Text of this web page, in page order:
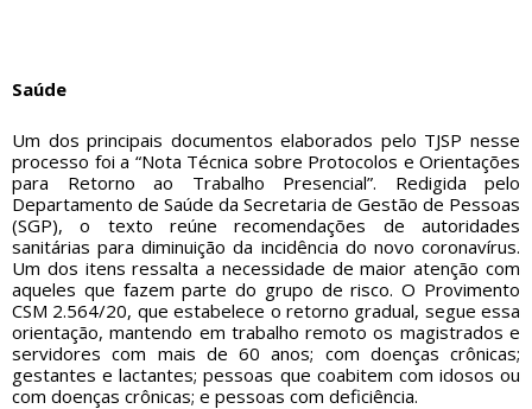
Saúde
Um dos principais documentos elaborados pelo TJSP nesse
processo foi a “Nota Técnica sobre Protocolos e Orientações
para Retorno ao Trabalho Presencial”. Redigida pelo
Departamento de Saúde da Secretaria de Gestão de Pessoas
(SGP), o texto reúne recomendações de autoridades
sanitárias para diminuição da incidência do novo coronavírus.
Um dos itens ressalta a necessidade de maior atenção com
aqueles que fazem parte do grupo de risco. O Provimento
CSM 2.564/20, que estabelece o retorno gradual, segue essa
orientação, mantendo em trabalho remoto os magistrados e
servidores com mais de 60 anos; com doenças crônicas;
gestantes e lactantes; pessoas que coabitem com idosos ou
com doenças crônicas; e pessoas com deficiência.